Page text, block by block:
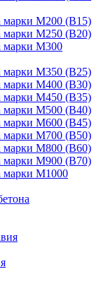
марки М200 (В15)
марки М250 (В20)
марки М300
марки М350 (B25)
марки М400 (В30)
марки М450 (В35)
марки М500 (B40)
марки М600 (B45)
марки М700 (B50)
марки М800 (B60)
марки М900 (B70)
марки М1000